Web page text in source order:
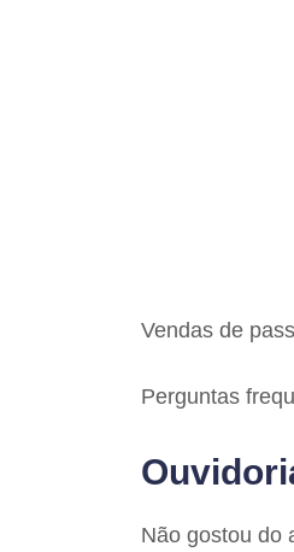
Vendas de
Perguntas
Não gostou do